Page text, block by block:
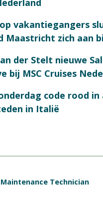
vakantiegangers
Maastricht zich aan
der Stelt nieuwe
bij MSC Cruises
code rood in
in Italië
Maintenance Technician